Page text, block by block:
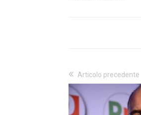
Articolo precedente